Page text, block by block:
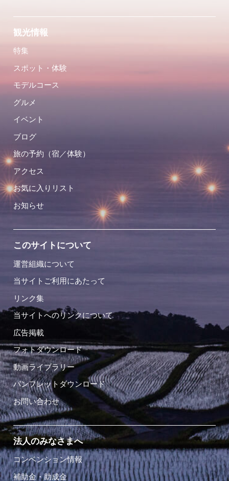
観光情報
特集
スポット・体験
モデルコース
グルメ
イベント
ブログ
旅の予約（宿／体験）
アクセス
お気に入りリスト
お知らせ
このサイトについて
運営組織について
当サイトご利用にあたって
リンク集
当サイトへのリンクについて
広告掲載
フォトダウンロード
動画ライブラリー
パンフレットダウンロード
お問い合わせ
法人のみなさまへ
コンベンション情報
補助金・助成金